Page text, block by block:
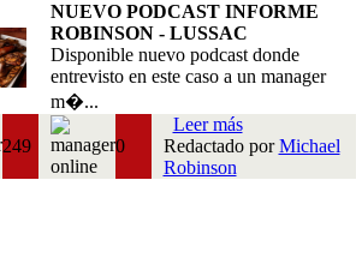
NUEVO PODCAST INFORME
ROBINSON - LUSSAC
Disponible nuevo podcast donde
entrevisto en este caso a un manager
m�...
249 0
Leer más
Redactado porMichael
Robinson